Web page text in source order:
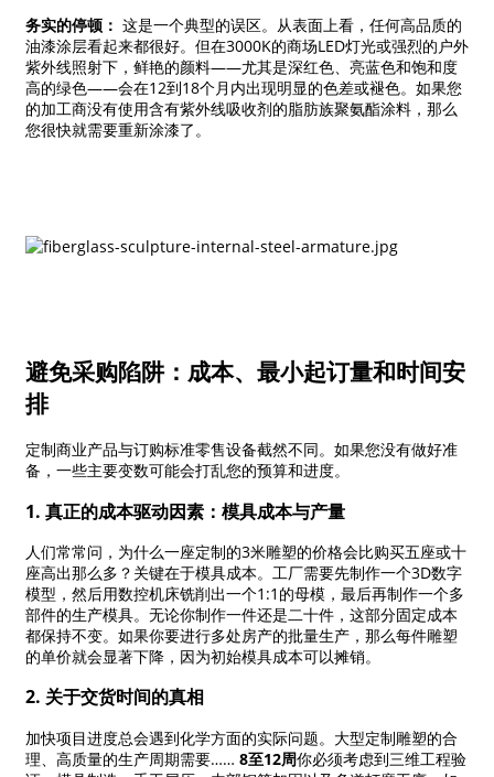
务实的停顿： 这是一个典型的误区。从表面上看，任何高品质的
油漆涂层看起来都很好。但在3000K的商场LED灯光或强烈的户外
紫外线照射下，鲜艳的颜料——尤其是深红色、亮蓝色和饱和度
高的绿色——会在12到18个月内出现明显的色差或褪色。如果您
的加工商没有使用含有紫外线吸收剂的脂肪族聚氨酯涂料，那么
您很快就需要重新涂漆了。
避免采购陷阱：成本、最小起订量和时间安
排
定制商业产品与订购标准零售设备截然不同。如果您没有做好准
备，一些主要变数可能会打乱您的预算和进度。
1. 真正的成本驱动因素：模具成本与产量
人们常常问，为什么一座定制的3米雕塑的价格会比购买五座或十
座高出那么多？关键在于模具成本。工厂需要先制作一个3D数字
模型，然后用数控机床铣削出一个1:1的母模，最后再制作一个多
部件的生产模具。无论你制作一件还是二十件，这部分固定成本
都保持不变。如果你要进行多处房产的批量生产，那么每件雕塑
的单价就会显著下降，因为初始模具成本可以摊销。
2. 关于交货时间的真相
加快项目进度总会遇到化学方面的实际问题。大型定制雕塑的合
理、高质量的生产周期需要…… 8至12周你必须考虑到三维工程验